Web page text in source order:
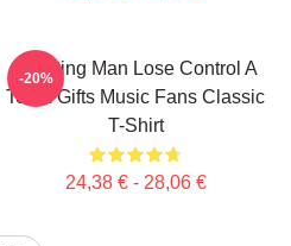
Cunning Man Lose Control A
Team Gifts Music Fans Classic
T-Shirt
24,38 € - 28,06 €
-20%